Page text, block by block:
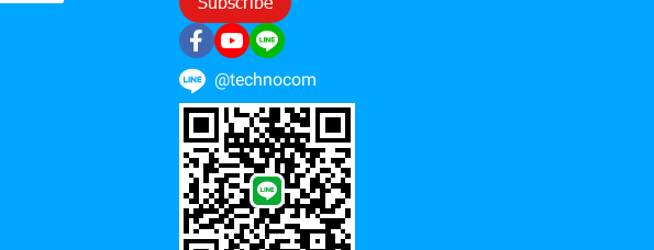
@technocom